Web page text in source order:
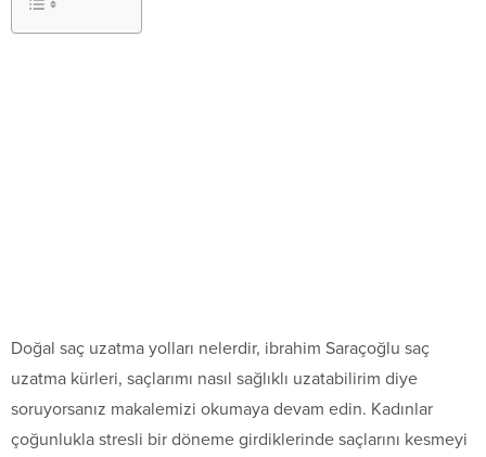
Doğal saç uzatma yolları nelerdir, ibrahim Saraçoğlu saç
uzatma kürleri, saçlarımı nasıl sağlıklı uzatabilirim diye
soruyorsanız makalemizi okumaya devam edin. Kadınlar
çoğunlukla stresli bir döneme girdiklerinde saçlarını kesmeyi